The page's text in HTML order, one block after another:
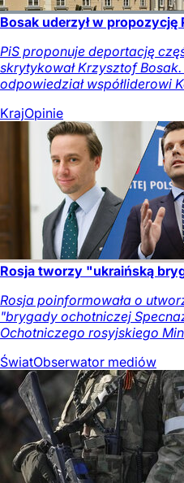
Bosak uderzył w propozycję
PiS proponuje deportację
skrytykował Krzysztof
odpowiedział współliderowi
KrajOpinie
Rosja tworzy "ukraińską
Rosja poinformowała o
"brygady ochotniczej
Ochotniczego rosyjskiego
ŚwiatObserwator mediów